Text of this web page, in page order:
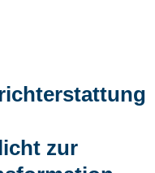
zur